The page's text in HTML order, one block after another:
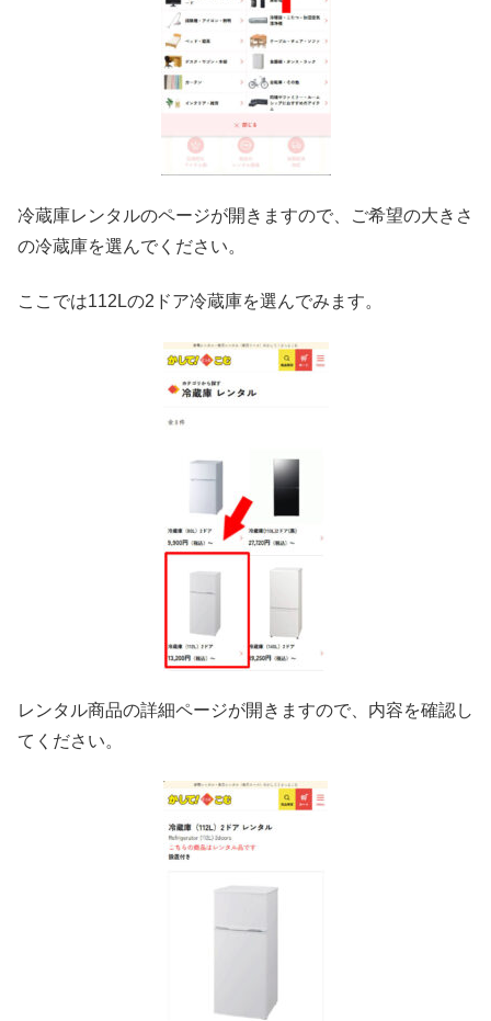
冷蔵庫レンタルのページが開きますので、ご希望の大きさ
の冷蔵庫を選んでください。
ここでは112Lの2ドア冷蔵庫を選んでみます。
レンタル商品の詳細ページが開きますので、内容を確認し
てください。